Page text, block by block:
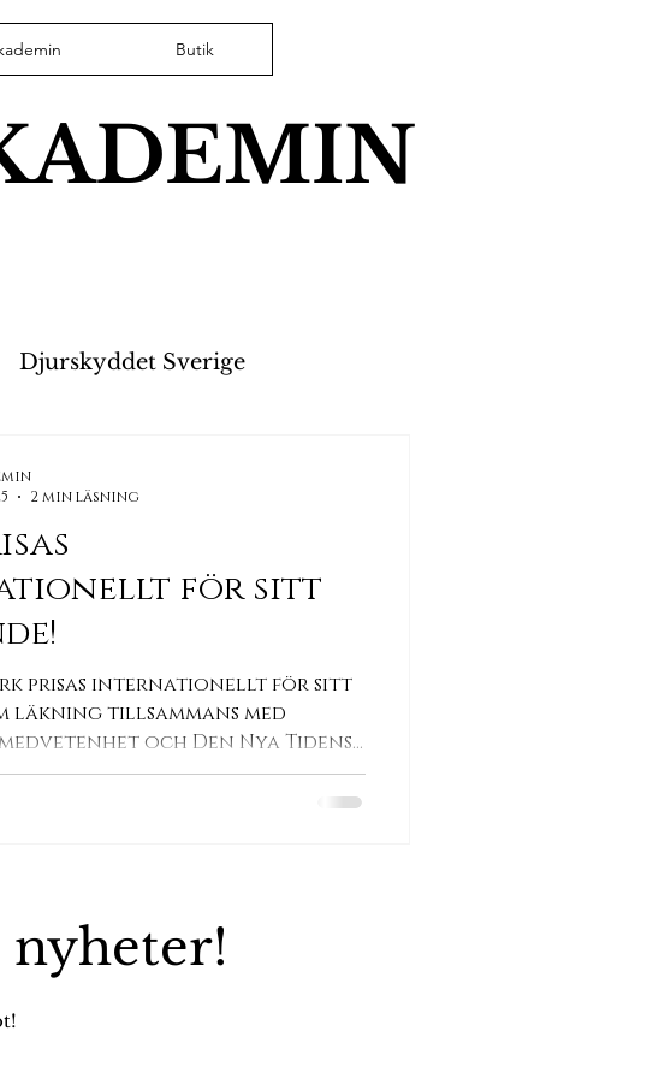
Butik
Djurskyddet Sverige
för sitt
prisas internationellt för sitt
läkning tillsammans med
och Den Nya Tidens
2 min läsning
nyheter!